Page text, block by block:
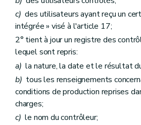
c) des utilisateurs ayant reçu un
intégrée » visé à l'article 17;
2° tient à jour un registre des
lequel sont repris:
a) la nature, la date et le résultat
b) tous les renseignements
conditions de production reprises
charges;
c) le nom du contrôleur;